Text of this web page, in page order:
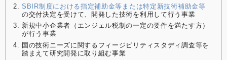
SBIR制度における指定補助金等または特定新技術補助金等
の交付決定を受けて、開発した技術を利用して行う事業
新規中小企業者（エンジェル税制の一定の要件を満たす方）
が行う事業
国の技術ニーズに関するフィージビリティスタディ調査等を
踏まえて研究開発に取り組む事業